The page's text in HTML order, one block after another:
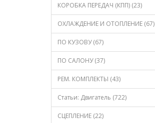
КОРОБКА ПЕРЕДАЧ (КПП) (23)
ОХЛАЖДЕНИЕ И ОТОПЛЕНИЕ (67)
ПО КУЗОВУ (67)
ПО САЛОНУ (37)
РЕМ. КОМПЛЕКТЫ (43)
Статьи: Двигатель (722)
СЦЕПЛЕНИЕ (22)